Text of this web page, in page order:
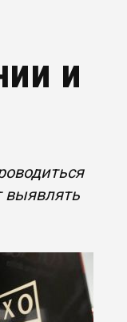
и
выявлять